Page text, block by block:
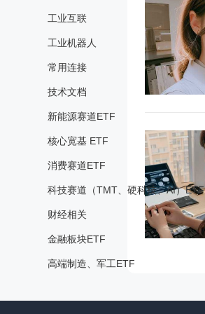
工业互联
工业机器人
常用连接
技术文档
新能源赛道ETF
核心宽基 ETF
消费赛道ETF
科技赛道（TMT、硬科技、AI）ETF
财经相关
金融板块ETF
高端制造、军工ETF